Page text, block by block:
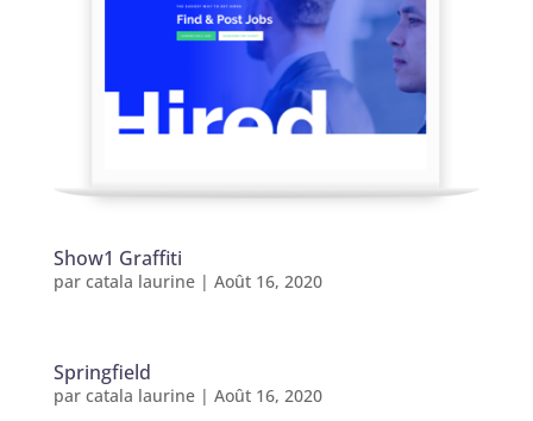
Show1 Graffiti
par catala laurine| Août 16, 2020
Springfield
par catala laurine| Août 16, 2020